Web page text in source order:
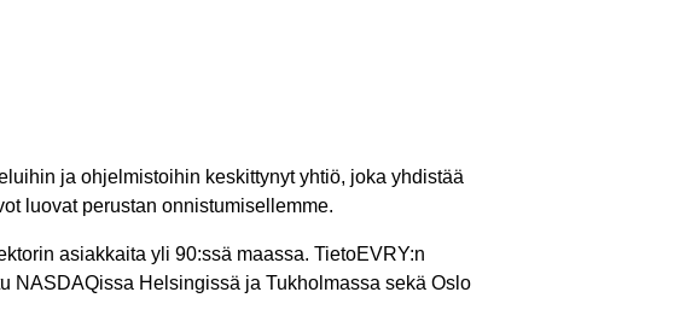
ja ohjelmistoihin keskittynyt yhtiö, joka yhdistää
luovat perustan onnistumisellemme.
asiakkaita yli 90:ssä maassa. TietoEVRY:n
NASDAQissa Helsingissä ja Tukholmassa sekä Oslo